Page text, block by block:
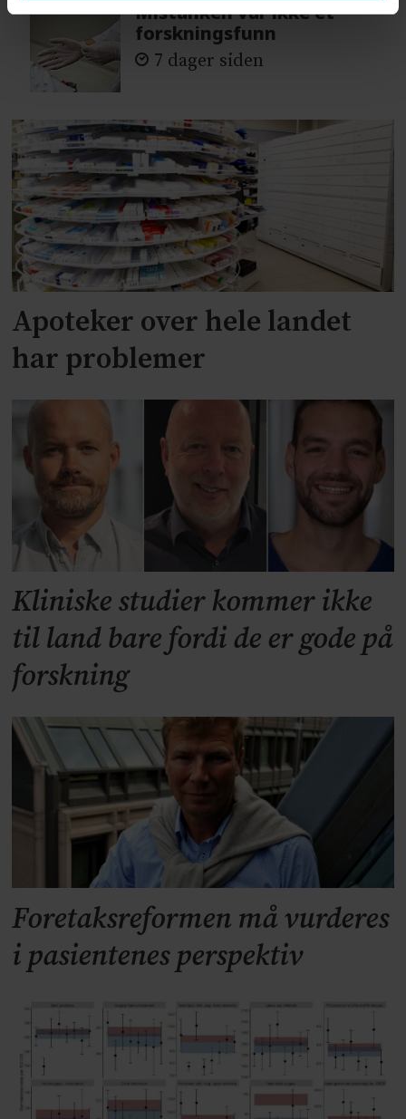
Mistanken var ikke et
forskningsfunn
7 dager siden
Apoteker over hele landet
har problemer
Kliniske studier kommer ikke
til land bare fordi de er gode på
forskning
Foretaksreformen må vurderes
i pasientenes perspektiv